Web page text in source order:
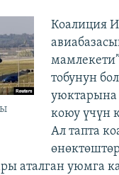
Коалиция
тобунун
уюктарына
коюу үчүн
Ал тапта
аталган уюмга